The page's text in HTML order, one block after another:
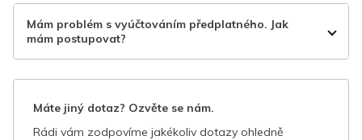
Mám problém s vyúčtováním předplatného. Jak
mám postupovat?
Máte jiný dotaz? Ozvěte se nám.
Rádi vám zodpovíme jakékoliv dotazy ohledně